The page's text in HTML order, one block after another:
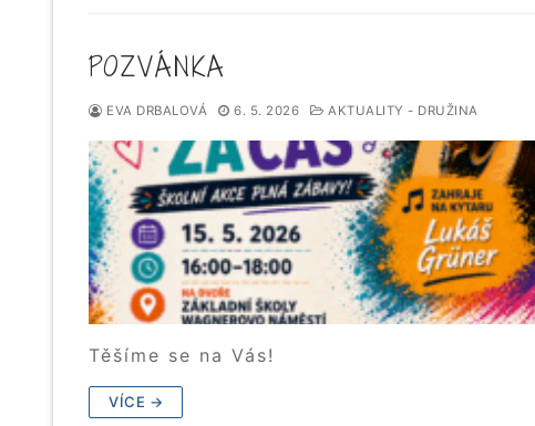
POZVÁNKA
EVA DRBALOVÁ 6. 5. 2026 AKTUALITY - DRUŽINA
Těšíme se na Vás!
VÍCE →